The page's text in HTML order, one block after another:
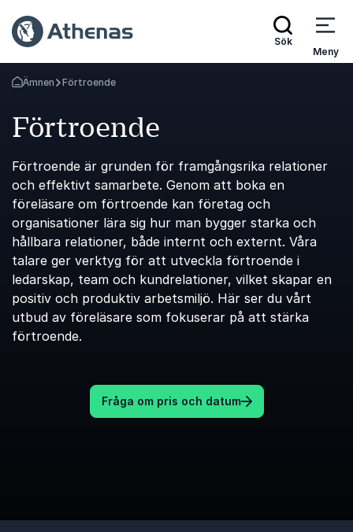
Sök
Meny
Gå tillbaka till startsidan
Ämnen Förtroende
Förtroende
Förtroende är grunden för framgångsrika relationer
och effektivt samarbete. Genom att boka en
föreläsare om förtroende kan företag och
organisationer lära sig hur man bygger starka och
hållbara relationer, både internt och externt. Våra
talare ger verktyg för att utveckla förtroende i
ledarskap, team och kundrelationer, vilket skapar en
positiv och produktiv arbetsmiljö. Här ser du vårt
utbud av föreläsare som fokuserar på att stärka
förtroende.
Fråga om pris och datum